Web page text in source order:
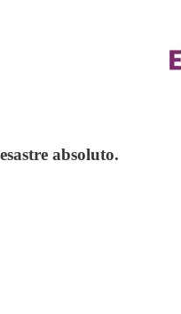
absoluto.